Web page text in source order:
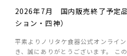
2026年7月 国内販売終了予定
ション・四神）
平素よりノリタケ食器公式オンライ
き、誠にありがとうございます。 こ